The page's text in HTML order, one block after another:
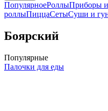
ПопулярноеРоллыПриборы
роллыПиццаСетыСуши и
Боярский
Популярные
Палочки для еды